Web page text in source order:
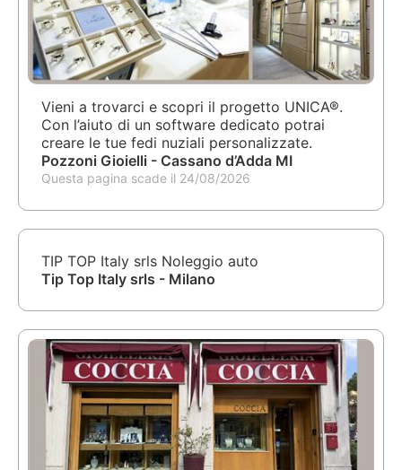
Vieni a trovarci e scopri il progetto UNICA®.
Con l’aiuto di un software dedicato potrai
creare le tue fedi nuziali personalizzate.
Pozzoni Gioielli - Cassano d’Adda MI
Questa pagina scade il 24/08/2026
TIP TOP Italy srls Noleggio auto
Tip Top Italy srls - Milano